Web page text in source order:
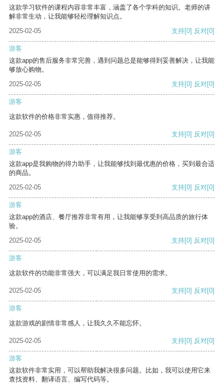
这款学习软件的课程内容非常丰富，涵盖了各个学科的知识。老师的讲
解非常生动，让我能够轻松理解知识点。
2025-02-05
支持[0] 反对[0]
游客
这款app的售后服务非常完善，遇到问题总是能够得到妥善解决，让我能
够放心购物。
2025-02-05
支持[0] 反对[0]
游客
这款软件的价格非常实惠，值得推荐。
2025-02-05 支持[0] 反对[0]
游客
这款app是我购物的得力助手，让我能够找到最优惠的价格，买到最合适
的商品。
2025-02-05
支持[0] 反对[0]
游客
这款app的酒店、餐厅推荐非常有用，让我能够享受到高品质的旅行体
验。
2025-02-05
支持[0] 反对[0]
游客
这款软件的功能非常强大，可以满足我日常使用的需求。
2025-02-05 支持[0] 反对[0]
游客
这款游戏的剧情非常感人，让我久久不能忘怀。
2025-02-05 支持[0] 反对[0]
游客
这款软件非常实用，可以帮助我解决很多问题。比如，我可以使用它来
查找资料、翻译语言、编写代码等。